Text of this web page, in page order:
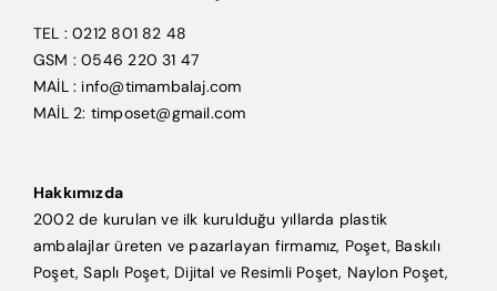
TEL : 0212 801 82 48
GSM : 0546 220 31 47
MAİL : info@timambalaj.com
MAİL 2: timposet@gmail.com
Hakkımızda
2002 de kurulan ve ilk kurulduğu yıllarda plastik
ambalajlar üreten ve pazarlayan firmamız, Poşet, Baskılı
Poşet, Saplı Poşet, Dijital ve Resimli Poşet, Naylon Poşet,